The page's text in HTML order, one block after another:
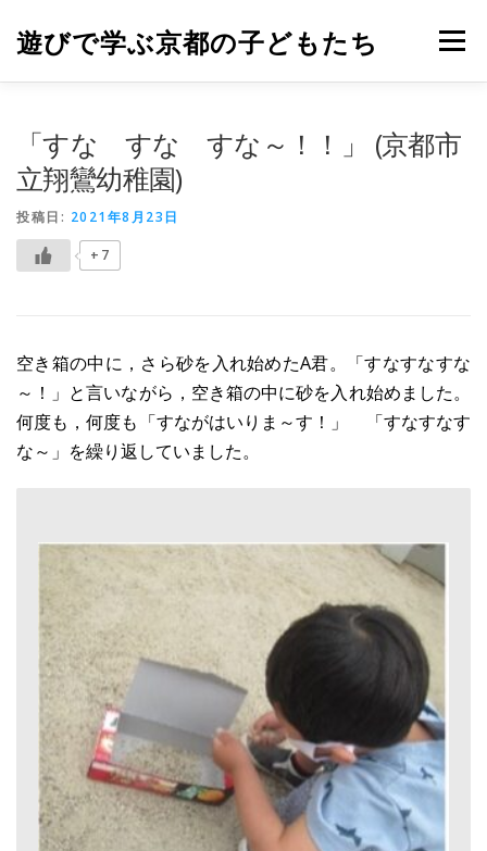
遊びで学ぶ京都の子どもたち メニュー
「すな すな すな～！！」 (京都市
立翔鸞幼稚園)
投稿日: 2021年8月23日
+7
空き箱の中に，さら砂を入れ始めたA君。「すなすなすな
～！」と言いながら，空き箱の中に砂を入れ始めました。
何度も，何度も「すながはいりま～す！」 「すなすなす
な～」を繰り返していました。